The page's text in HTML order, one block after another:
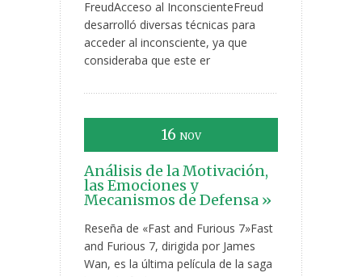
FreudAcceso al InconscienteFreud
desarrolló diversas técnicas para
acceder al inconsciente, ya que
consideraba que este er
16 NOV
Análisis de la Motivación,
las Emociones y
Mecanismos de Defensa »
Reseña de «Fast and Furious 7»Fast
and Furious 7, dirigida por James
Wan, es la última película de la saga